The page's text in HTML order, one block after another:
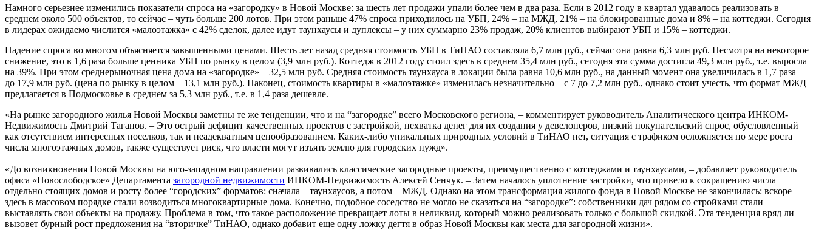
Намного серьезнее изменились показатели спроса на «загородку» в Новой Москве: за шесть лет продажи упали более чем в два раза. Если в 2012 году в квартал удавалось реализовать в
среднем около 500 объектов, то сейчас – чуть больше 200 лотов. При этом раньше 47% спроса приходилось на УБП, 24% – на МЖД, 21% – на блокированные дома и 8% – на коттеджи. Сегодня
в лидерах ожидаемо числится «малоэтажка» с 42% сделок, далее идут таунхаусы и дуплексы – у них суммарно 23% продаж, 20% клиентов выбирают УБП и 15% – коттеджи.
Падение спроса во многом объясняется завышенными ценами. Шесть лет назад средняя стоимость УБП в ТиНАО составляла 6,7 млн руб., сейчас она равна 6,3 млн руб. Несмотря на некоторое
снижение, это в 1,6 раза больше ценника УБП по рынку в целом (3,9 млн руб.). Коттедж в 2012 году стоил здесь в среднем 35,4 млн руб., сегодня эта сумма достигла 49,3 млн руб., т.е. выросла
на 39%. При этом среднерыночная цена дома на «загородке» – 32,5 млн руб. Средняя стоимость таунхауса в локации была равна 10,6 млн руб., на данный момент она увеличилась в 1,7 раза –
до 17,9 млн руб. (цена по рынку в целом – 13,1 млн руб.). Наконец, стоимость квартиры в «малоэтажке» изменилась незначительно – с 7 до 7,2 млн руб., однако стоит учесть, что формат МЖД
предлагается в Подмосковье в среднем за 5,3 млн руб., т.е. в 1,4 раза дешевле.
«На рынке загородного жилья Новой Москвы заметны те же тенденции, что и на “загородке” всего Московского региона, – комментирует руководитель Аналитического центра ИНКОМ-
Недвижимость Дмитрий Таганов. – Это острый дефицит качественных проектов с застройкой, нехватка денег для их создания у девелоперов, низкий покупательский спрос, обусловленный
как отсутствием интересных поселков, так и неадекватным ценообразованием. Каких-либо уникальных природных условий в ТиНАО нет, ситуация с трафиком осложняется по мере роста
числа многоэтажных домов, также существует риск, что власти могут изъять землю для городских нужд».
«До возникновения Новой Москвы на юго-западном направлении развивались классические загородные проекты, преимущественно с коттеджами и таунхаусами, – добавляет руководитель
офиса «Новослободское» Департамента загородной недвижимости ИНКОМ-Недвижимость Алексей Сенчук. – Затем началось уплотнение застройки, что привело к сокращению числа
отдельно стоящих домов и росту более “городских” форматов: сначала – таунхаусов, а потом – МЖД. Однако на этом трансформация жилого фонда в Новой Москве не закончилась: вскоре
здесь в массовом порядке стали возводиться многоквартирные дома. Конечно, подобное соседство не могло не сказаться на “загородке”: собственники дач рядом со стройками стали
выставлять свои объекты на продажу. Проблема в том, что такое расположение превращает лоты в неликвид, который можно реализовать только с большой скидкой. Эта тенденция вряд ли
вызовет бурный рост предложения на “вторичке” ТиНАО, однако добавит еще одну ложку дегтя в образ Новой Москвы как места для загородной жизни».